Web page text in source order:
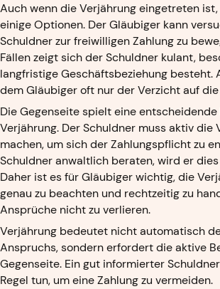
Auch wenn die Verjährung eingetreten
einige Optionen. Der Gläubiger kann
Schuldner zur freiwilligen Zahlung zu
Fällen zeigt sich der Schuldner kulant,
langfristige Geschäftsbeziehung besteht.
dem Gläubiger oft nur der Verzicht auf
Die Gegenseite spielt eine entscheidende
Verjährung. Der Schuldner muss aktiv die
machen, um sich der Zahlungspflicht zu
Schuldner anwaltlich beraten, wird er
Daher ist es für Gläubiger wichtig, die
genau zu beachten und rechtzeitig zu
Ansprüche nicht zu verlieren.
Verjährung bedeutet nicht automatisch
Anspruchs, sondern erfordert die aktive
Gegenseite. Ein gut informierter
Regel tun, um eine Zahlung zu vermeiden.